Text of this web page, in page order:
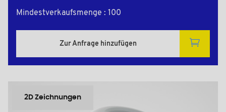
Mindestverkaufsmenge : 100
Zur Anfrage hinzufügen
2D Zeichnungen